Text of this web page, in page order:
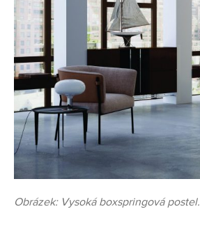
Obrázek: Vysoká boxspringová postel.